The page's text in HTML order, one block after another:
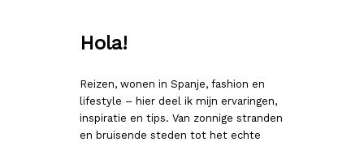
Hola!
Reizen, wonen in Spanje, fashion en
lifestyle – hier deel ik mijn ervaringen,
inspiratie en tips. Van zonnige stranden
en bruisende steden tot het echte